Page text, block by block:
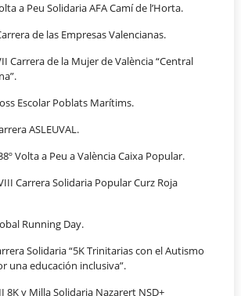
a Peu Solidaria AFA Camí de l’Horta.
de las Empresas Valencianas.
Carrera de la Mujer de València “Central
Escolar Poblats Marítims.
ASLEUVAL.
Volta a Peu a València Caixa Popular.
Carrera Solidaria Popular Curz Roja
Running Day.
Solidaria “5K Trinitarias con el Autismo
una educación inclusiva”.
8K y Milla Solidaria Nazarert NSD+